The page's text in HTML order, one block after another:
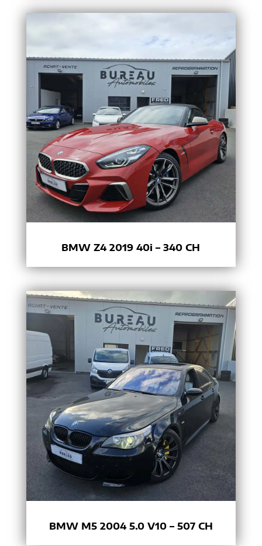
BMW Z4 2019 40i – 340 CH
BMW M5 2004 5.0 V10 – 507 CH